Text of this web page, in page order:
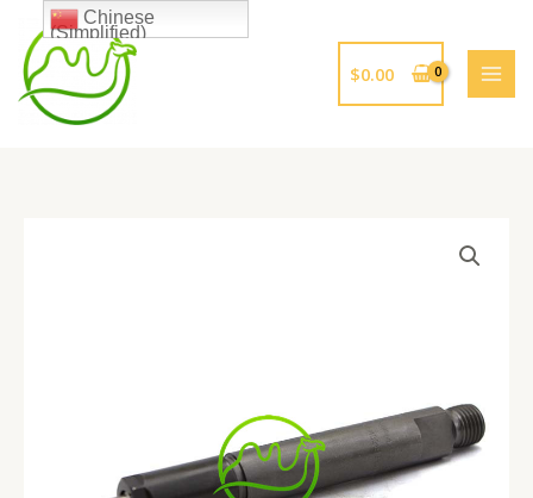
$0.00
Chinese
(Simplified)